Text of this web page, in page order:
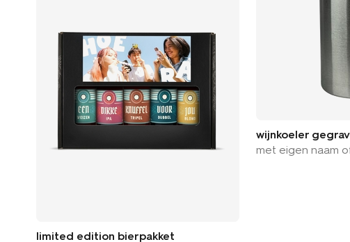
limited edition bierpakket
wijnkoeler
met eigen naam